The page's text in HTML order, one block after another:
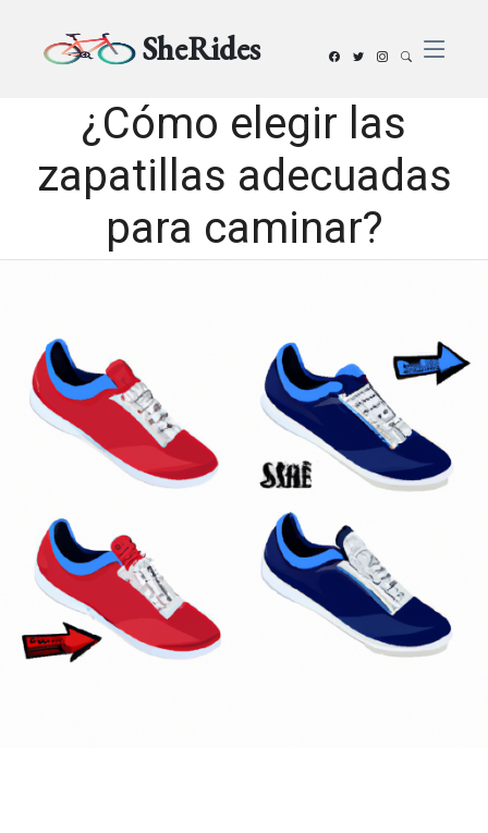
SheRides
¿Cómo elegir las
zapatillas adecuadas
para caminar?